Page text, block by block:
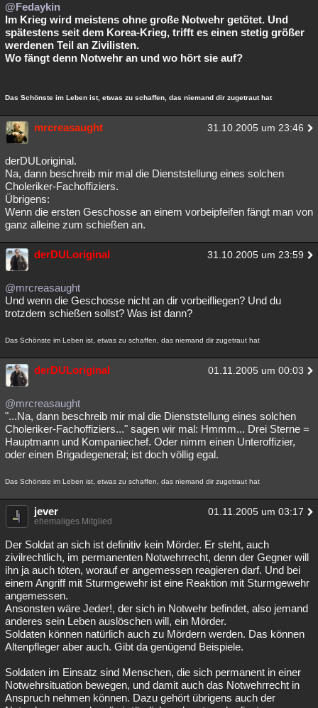
@Fedaykin
Im Krieg wird meistens ohne große Notwehr getötet. Und
spätestens seit dem Korea-Krieg, trifft es einen stetig größer
werdenen Teil an Zivilisten.
Wo fängt denn Notwehr an und wo hört sie auf?
Das Schönste im Leben ist, etwas zu schaffen, das niemand dir zugetraut hat
mrcreasaught 31.10.2005 um 23:46
derDULoriginal.
Na, dann beschreib mir mal die Dienststellung eines solchen
Choleriker-Fachoffiziers.
Übrigens:
Wenn die ersten Geschosse an einem vorbeipfeifen fängt man von
ganz alleine zum schießen an.
derDULoriginal 31.10.2005 um 23:59
@mrcreasaught
Und wenn die Geschosse nicht an dir vorbeifliegen? Und du
trotzdem schießen sollst? Was ist dann?
Das Schönste im Leben ist, etwas zu schaffen, das niemand dir zugetraut hat
derDULoriginal 01.11.2005 um 00:03
@mrcreasaught
"...Na, dann beschreib mir mal die Dienststellung eines solchen
Choleriker-Fachoffiziers..." sagen wir mal: Hmmm... Drei Sterne =
Hauptmann und Kompaniechef. Oder nimm einen Unteroffizier,
oder einen Brigadegeneral; ist doch völlig egal.
Das Schönste im Leben ist, etwas zu schaffen, das niemand dir zugetraut hat
jever 01.11.2005 um 03:17
ehemaliges Mitglied
Der Soldat an sich ist definitiv kein Mörder. Er steht, auch
zivilrechtlich, im permanenten Notwehrrecht, denn der Gegner will
ihn ja auch töten, worauf er angemessen reagieren darf. Und bei
einem Angriff mit Sturmgewehr ist eine Reaktion mit Sturmgewehr
angemessen.
Ansonsten wäre Jeder!, der sich in Notwehr befindet, also jemand
anderes sein Leben auslöschen will, ein Mörder.
Soldaten können natürlich auch zu Mördern werden. Das können
Altenpfleger aber auch. Gibt da genügend Beispiele.
Soldaten im Einsatz sind Menschen, die sich permanent in einer
Notwehrsituation bewegen, und damit auch das Notwehrrecht in
Anspruch nehmen können. Dazu gehört übrigens auch der